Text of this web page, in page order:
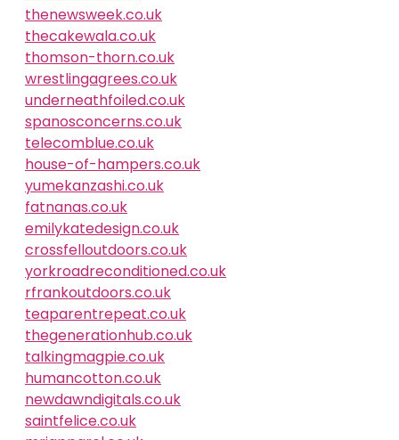
thenewsweek.co.uk
thecakewala.co.uk
thomson-thorn.co.uk
wrestlingagrees.co.uk
underneathfoiled.co.uk
spanosconcerns.co.uk
telecomblue.co.uk
house-of-hampers.co.uk
yumekanzashi.co.uk
fatnanas.co.uk
emilykatedesign.co.uk
crossfelloutdoors.co.uk
yorkroadreconditioned.co.uk
rfrankoutdoors.co.uk
teaparentrepeat.co.uk
thegenerationhub.co.uk
talkingmagpie.co.uk
humancotton.co.uk
newdawndigitals.co.uk
saintfelice.co.uk